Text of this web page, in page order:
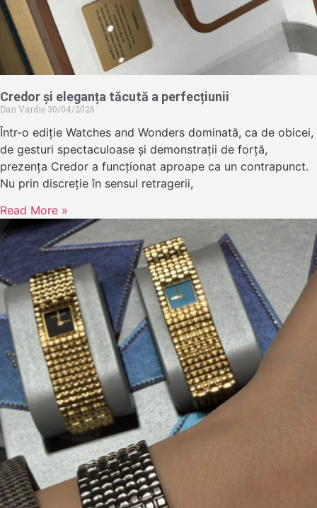
Credor și eleganța tăcută a perfecțiunii
Dan Vardie 30/04/2026
Într-o ediție Watches and Wonders dominată, ca de obicei,
de gesturi spectaculoase și demonstrații de forță,
prezența Credor a funcționat aproape ca un contrapunct.
Nu prin discreție în sensul retragerii,
Read More »